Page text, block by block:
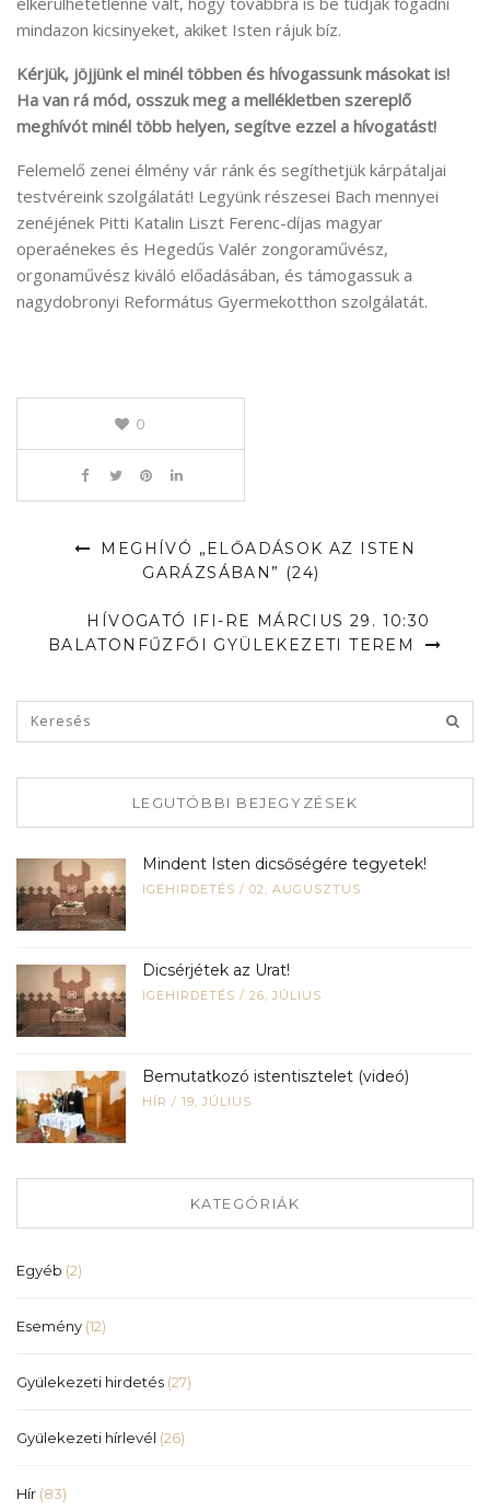
mindazon kicsinyeket, akiket Isten rájuk bíz.
Kérjük, jöjjünk el minél többen és hívogassunk másokat is!
Ha van rá mód, osszuk meg a mellékletben szereplő
meghívót minél több helyen, segítve ezzel a hívogatást!
Felemelő zenei élmény vár ránk és segíthetjük kárpátaljai
testvéreink szolgálatát! Legyünk részesei Bach mennyei
zenéjének Pitti Katalin Liszt Ferenc-díjas magyar
operaénekes és Hegedűs Valér zongoraművész,
orgonaművész kiváló előadásában, és támogassuk a
nagydobronyi Református Gyermekotthon szolgálatát.
0
MEGHÍVÓ „ELŐADÁSOK AZ ISTEN
GARÁZSÁBAN” (24)
HÍVOGATÓ IFI-RE MÁRCIUS 29. 10:30
BALATONFŰZFŐI GYÜLEKEZETI TEREM
LEGUTÓBBI BEJEGYZÉSEK
Mindent Isten dicsőségére tegyetek!
IGEHIRDETÉS / 02, AUGUSZTUS
Dicsérjétek az Urat!
IGEHIRDETÉS / 26, JÚLIUS
Bemutatkozó istentisztelet (videó)
HÍR / 19, JÚLIUS
KATEGÓRIÁK
Egyéb (2)
Esemény (12)
Gyülekezeti hirdetés (27)
Gyülekezeti hírlevél (26)
Hír (83)